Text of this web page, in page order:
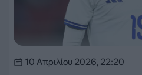
10 Απριλίου 2026, 22:20